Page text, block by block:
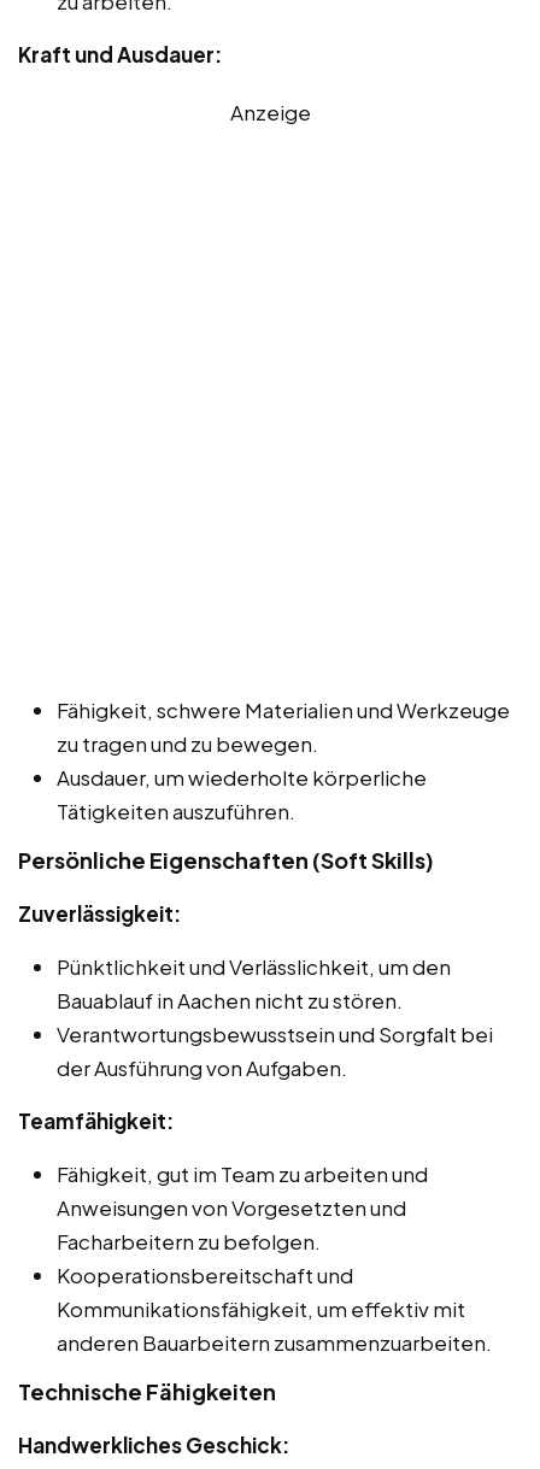
Kraft und Ausdauer:
Anzeige
Fähigkeit, schwere Materialien und Werkzeuge
zu tragen und zu bewegen.
Ausdauer, um wiederholte körperliche
Tätigkeiten auszuführen.
Persönliche Eigenschaften (Soft Skills)
Zuverlässigkeit:
Pünktlichkeit und Verlässlichkeit, um den
Bauablauf in Aachen nicht zu stören.
Verantwortungsbewusstsein und Sorgfalt bei
der Ausführung von Aufgaben.
Teamfähigkeit:
Fähigkeit, gut im Team zu arbeiten und
Anweisungen von Vorgesetzten und
Facharbeitern zu befolgen.
Kooperationsbereitschaft und
Kommunikationsfähigkeit, um effektiv mit
anderen Bauarbeitern zusammenzuarbeiten.
Technische Fähigkeiten
Handwerkliches Geschick: